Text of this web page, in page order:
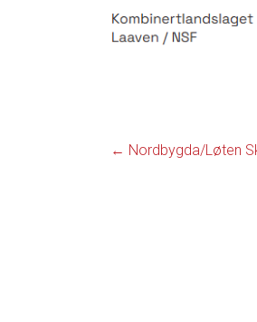
← Nordbygda/Løten